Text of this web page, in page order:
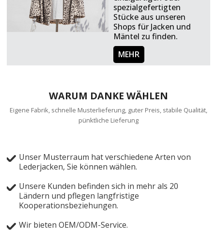
spezialgefertigten
Stücke aus unseren
Shops für Jacken und
Mäntel zu finden.
MEHR
WARUM DANKE WÄHLEN
Eigene Fabrik, schnelle Musterlieferung, guter Preis, stabile Qualität,
pünktliche Lieferung
Unser Musterraum hat verschiedene Arten von
Lederjacken, Sie können wählen.
Unsere Kunden befinden sich in mehr als 20
Ländern und pflegen langfristige
Kooperationsbeziehungen.
Wir bieten OEM/ODM-Service.